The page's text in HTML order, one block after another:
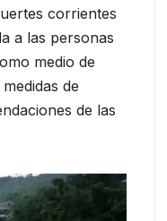
corrientes
a las personas
medio de
de
de las